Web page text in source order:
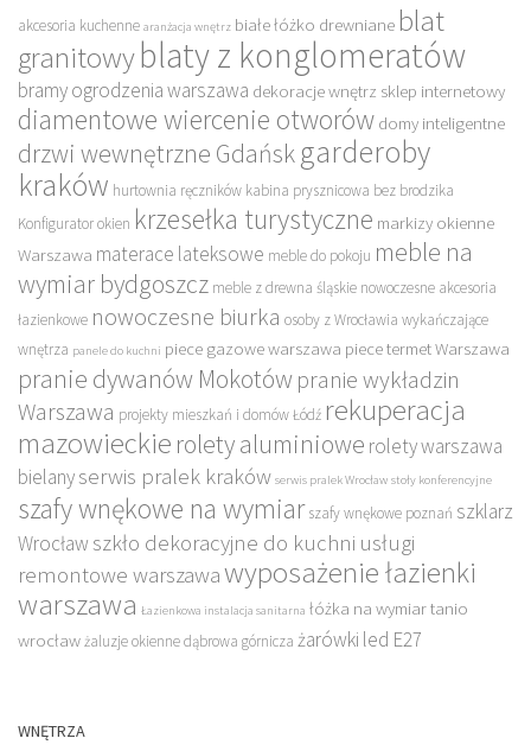
akcesoria kuchenne aranżacja wnętrz białe łóżko drewniane blat
granitowyblaty z konglomeratów
bramy ogrodzenia warszawa dekoracje wnętrz sklep internetowy
diamentowe wiercenie otworów domy inteligentne
drzwi wewnętrzne Gdańsk garderoby
kraków hurtownia ręczników kabina prysznicowa bez brodzika
Konfigurator okien krzesełka turystyczne markizy okienne
Warszawa materace lateksowe meble do pokoju meble na
wymiar bydgoszcz meble z drewna śląskie nowoczesne akcesoria
łazienkowe nowoczesne biurka osoby z Wrocławia wykańczające
wnętrza panele do kuchni piece gazowe warszawa piece termet Warszawa
pranie dywanów Mokotów pranie wykładzin
Warszawa projekty mieszkań i domów Łódź rekuperacja
mazowieckie rolety aluminiowe rolety warszawa
bielanyserwis pralek kraków serwis pralek Wrocław stoły konferencyjne
szafy wnękowe na wymiar szafy wnękowe poznań szklarz
Wrocław szkło dekoracyjne do kuchni usługi
remontowe warszawawyposażenie łazienki
warszawa Łazienkowa instalacja sanitarna łóżka na wymiar tanio
wrocławżaluzje okienne dąbrowa górnicza żarówki led E27
WNĘTRZA